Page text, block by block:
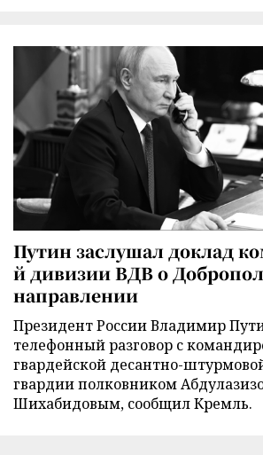
Путин заслушал доклад
й дивизии ВДВ о
направлении
Президент России Владимир
телефонный разговор с
гвардейской десантно-
гвардии полковником
Шихабидовым, сообщил Кремль.